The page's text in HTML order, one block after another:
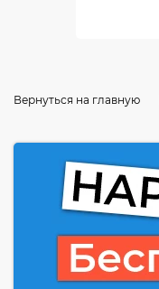
Вернуться на главную